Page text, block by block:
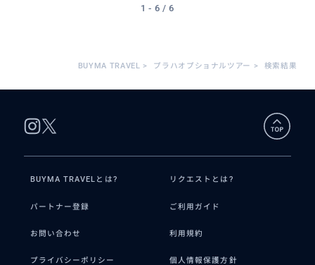
1 - 6 / 6
BUYMA TRAVEL > プラハオプショナルツアー > 検索結果
BUYMA TRAVELとは? リクエストとは?
パートナー登録 ご利用ガイド
お問い合わせ 利用規約
プライバシーポリシー 個人情報保護方針